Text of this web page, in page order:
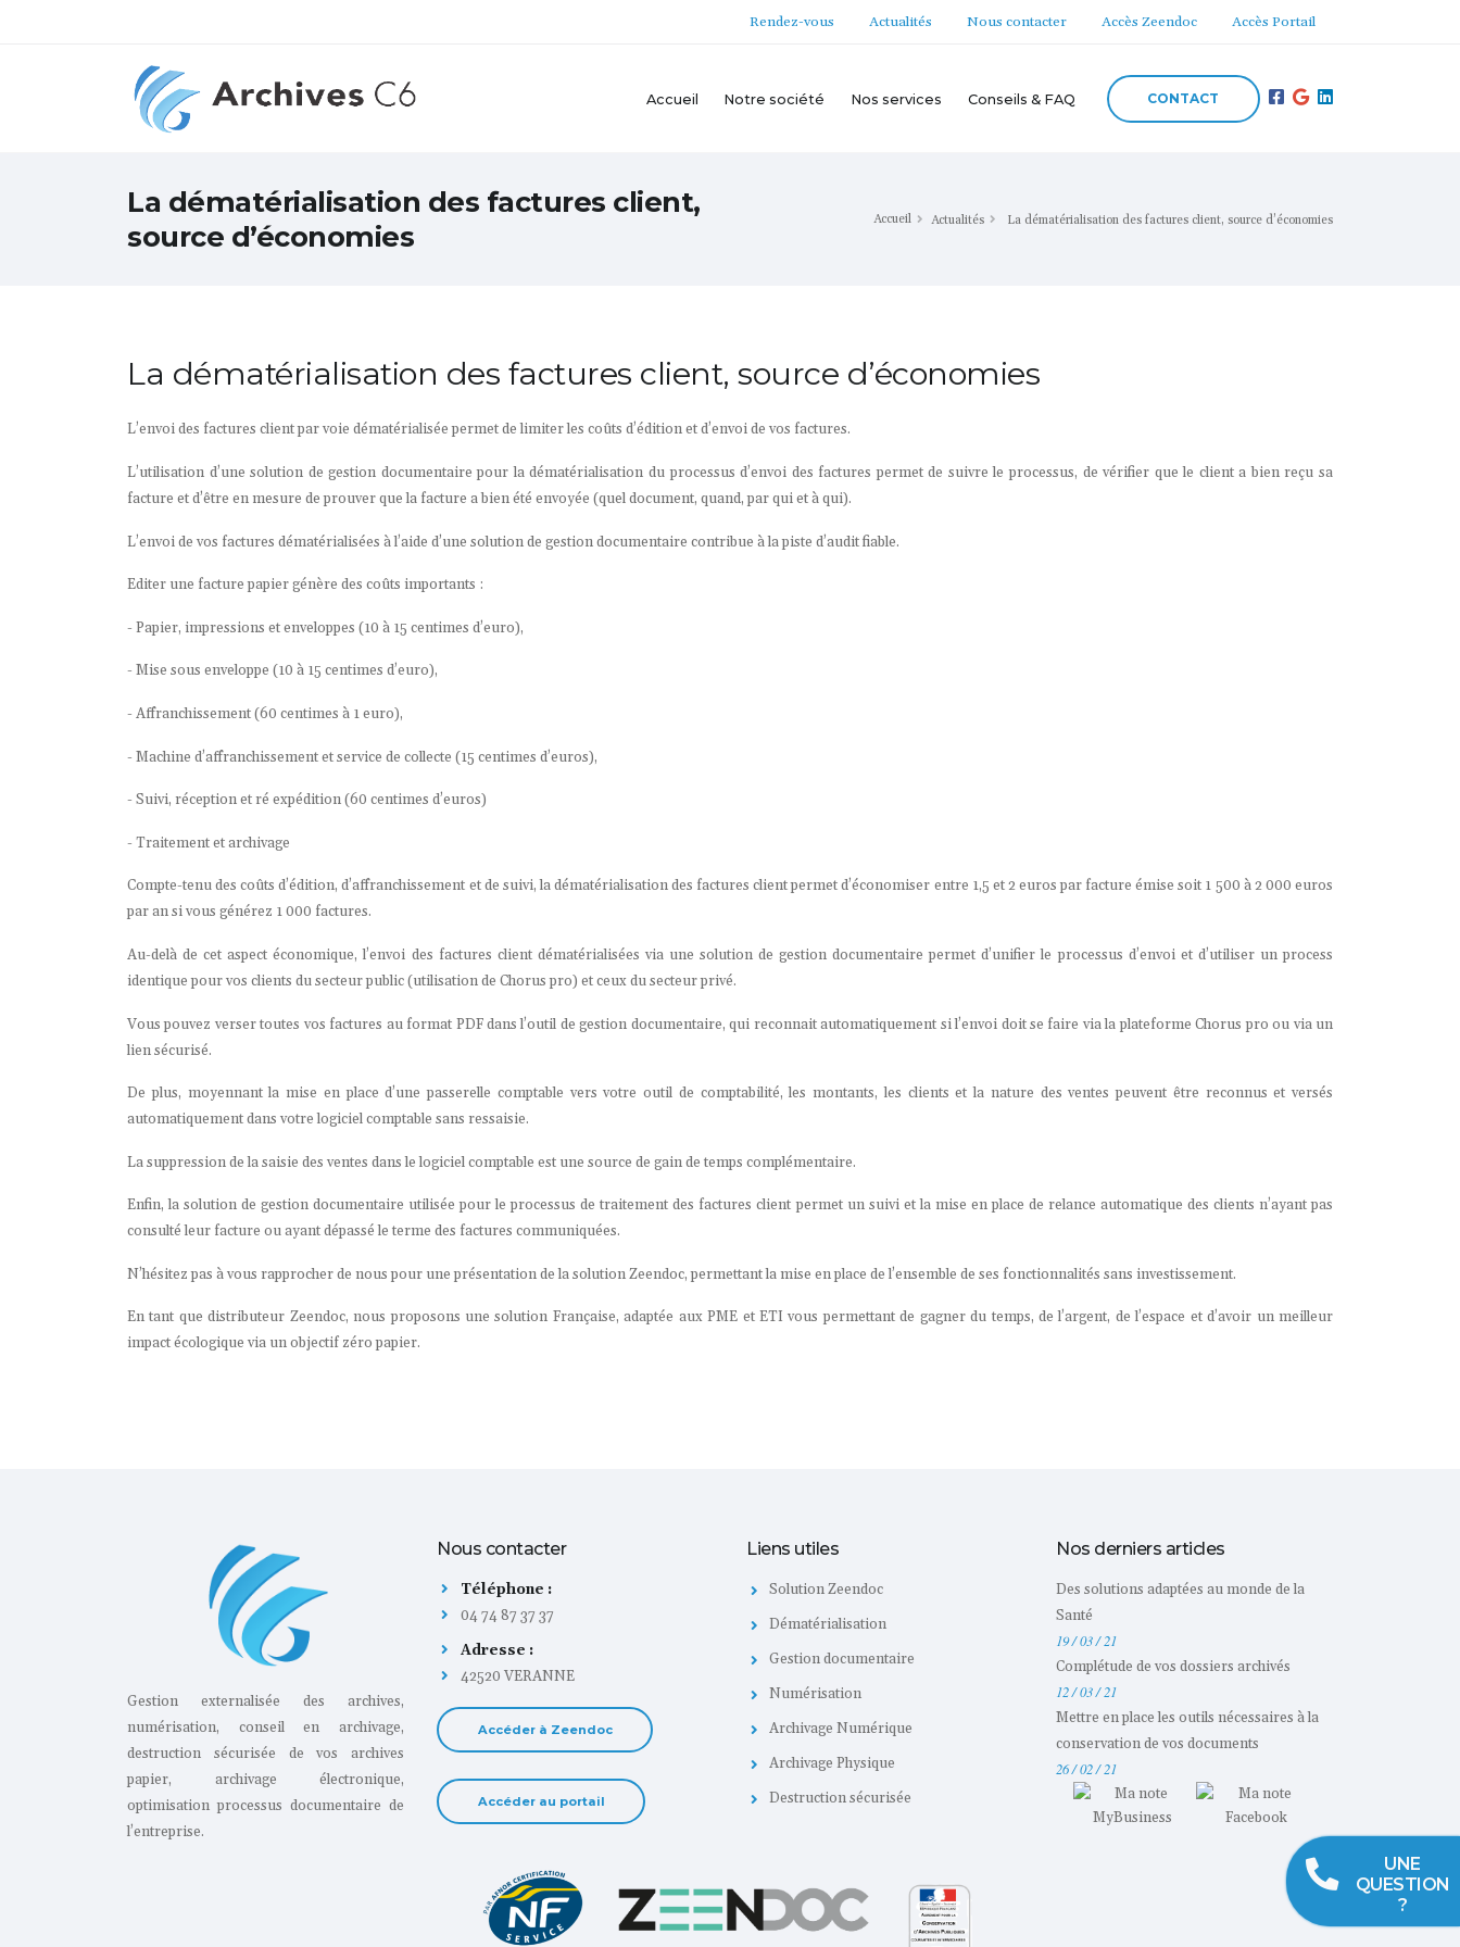
Rendez-vous Actualités Nous contacter Accès Zeendoc Accès Portail
Accueil Notre société Nos services Conseils & FAQ CONTACT
La dématérialisation des factures client,
source d’économies
Accueil Actualités La dématérialisation des factures client, source d’économies
La dématérialisation des factures client, source d’économies
L’envoi des factures client par voie dématérialisée permet de limiter les coûts d’édition et d’envoi de vos factures.
L’utilisation d’une solution de gestion documentaire pour la dématérialisation du processus d’envoi des factures permet de suivre le processus, de vérifier que le client a bien reçu sa
facture et d’être en mesure de prouver que la facture a bien été envoyée (quel document, quand, par qui et à qui).
L’envoi de vos factures dématérialisées à l’aide d’une solution de gestion documentaire contribue à la piste d’audit fiable.
Editer une facture papier génère des coûts importants :
- Papier, impressions et enveloppes (10 à 15 centimes d’euro),
- Mise sous enveloppe (10 à 15 centimes d’euro),
- Affranchissement (60 centimes à 1 euro),
- Machine d’affranchissement et service de collecte (15 centimes d’euros),
- Suivi, réception et ré expédition (60 centimes d’euros)
- Traitement et archivage
Compte-tenu des coûts d’édition, d’affranchissement et de suivi, la dématérialisation des factures client permet d’économiser entre 1,5 et 2 euros par facture émise soit 1 500 à 2 000 euros
par an si vous générez 1 000 factures.
Au-delà de cet aspect économique, l’envoi des factures client dématérialisées via une solution de gestion documentaire permet d’unifier le processus d’envoi et d’utiliser un process
identique pour vos clients du secteur public (utilisation de Chorus pro) et ceux du secteur privé.
Vous pouvez verser toutes vos factures au format PDF dans l’outil de gestion documentaire, qui reconnait automatiquement si l’envoi doit se faire via la plateforme Chorus pro ou via un
lien sécurisé.
De plus, moyennant la mise en place d’une passerelle comptable vers votre outil de comptabilité, les montants, les clients et la nature des ventes peuvent être reconnus et versés
automatiquement dans votre logiciel comptable sans ressaisie.
La suppression de la saisie des ventes dans le logiciel comptable est une source de gain de temps complémentaire.
Enfin, la solution de gestion documentaire utilisée pour le processus de traitement des factures client permet un suivi et la mise en place de relance automatique des clients n’ayant pas
consulté leur facture ou ayant dépassé le terme des factures communiquées.
N’hésitez pas à vous rapprocher de nous pour une présentation de la solution Zeendoc, permettant la mise en place de l’ensemble de ses fonctionnalités sans investissement.
En tant que distributeur Zeendoc, nous proposons une solution Française, adaptée aux PME et ETI vous permettant de gagner du temps, de l’argent, de l’espace et d’avoir un meilleur
impact écologique via un objectif zéro papier.
UNE
QUESTION
?
Gestion externalisée des archives,
numérisation, conseil en archivage,
destruction sécurisée de vos archives
papier, archivage électronique,
optimisation processus documentaire de
l’entreprise.
Nous contacter
Téléphone :
04 74 87 37 37
Adresse :
42520 VERANNE
Accéder à Zeendoc
Accéder au portail
Liens utiles
Solution Zeendoc
Dématérialisation
Gestion documentaire
Numérisation
Archivage Numérique
Archivage Physique
Destruction sécurisée
Nos derniers articles
Des solutions adaptées au monde de la
Santé
19 / 03 / 21
Complétude de vos dossiers archivés
12 / 03 / 21
Mettre en place les outils nécessaires à la
conservation de vos documents
26 / 02 / 21